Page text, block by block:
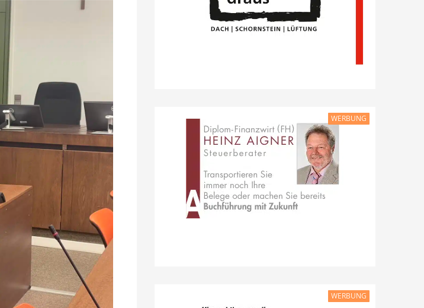
WERBUNG
WERBUNG